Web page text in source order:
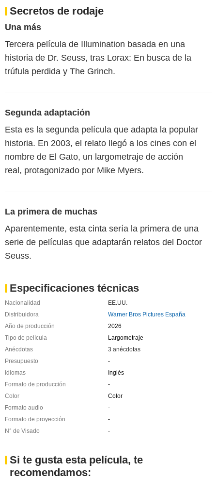
Secretos de rodaje
Una más
Tercera película de Illumination basada en una
historia de Dr. Seuss, tras Lorax: En busca de la
trúfula perdida y The Grinch.
Segunda adaptación
Esta es la segunda película que adapta la popular
historia. En 2003, el relato llegó a los cines con el
nombre de El Gato, un largometraje de acción
real, protagonizado por Mike Myers.
La primera de muchas
Aparentemente, esta cinta sería la primera de una
serie de películas que adaptarán relatos del Doctor
Seuss.
Especificaciones técnicas
Nacionalidad
EE.UU.
Distribuidora
Warner Bros Pictures España
Año de producción
2026
Tipo de película
Largometraje
Anécdotas
3 anécdotas
Presupuesto
-
Idiomas
Inglés
Formato de producción
-
Color
Color
Formato audio
-
Formato de proyección
-
N° de Visado
-
Si te gusta esta película, te
recomendamos: